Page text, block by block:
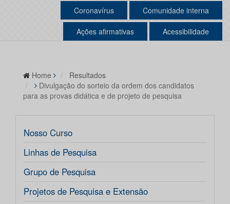
Coronavírus Comunidade interna
Ações afirmativas Acessibilidade
Home
Resultados
Divulgação do sorteio da ordem dos candidatos
para as provas didática e de projeto de pesquisa
Nosso Curso
Linhas de Pesquisa
Grupo de Pesquisa
Projetos de Pesquisa e Extensão